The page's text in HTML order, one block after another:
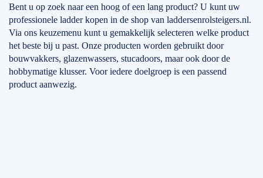
Bent u op zoek naar een hoog of een lang product? U kunt uw
professionele ladder kopen in de shop van laddersenrolsteigers.nl.
Via ons keuzemenu kunt u gemakkelijk selecteren welke product
het beste bij u past. Onze producten worden gebruikt door
bouwvakkers, glazenwassers, stucadoors, maar ook door de
hobbymatige klusser. Voor iedere doelgroep is een passend
product aanwezig.